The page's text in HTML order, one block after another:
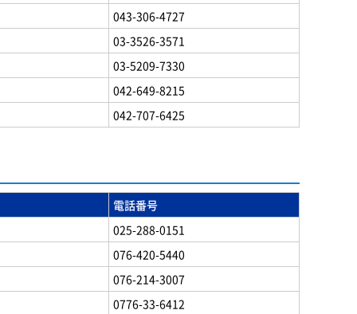
043-306-4727
03-3526-3571
03-5209-7330
042-649-8215
042-707-6425
電話番号
025-288-0151
076-420-5440
076-214-3007
0776-33-6412